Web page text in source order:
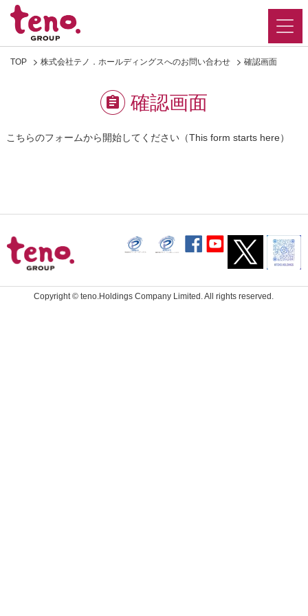
TOP 株式会社テノ．ホールディングスへのお問い合わせ 確認画面
確認画面
こちらのフォームから開始してください（This form starts here）
Copyright ©teno.Holdings Company Limited.All rights reserved.